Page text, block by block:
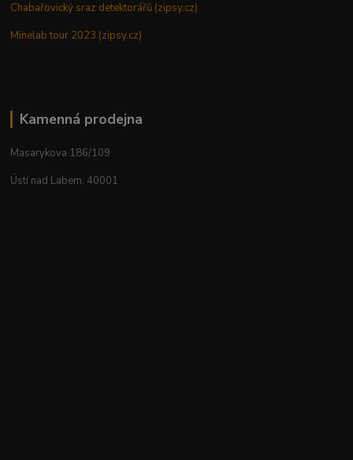
Chabařovický sraz detektorářů (zipsy.cz)
Minelab tour 2023 (zipsy.cz)
Kamenná prodejna
Masarykova 186/109
Ústí nad Labem, 40001